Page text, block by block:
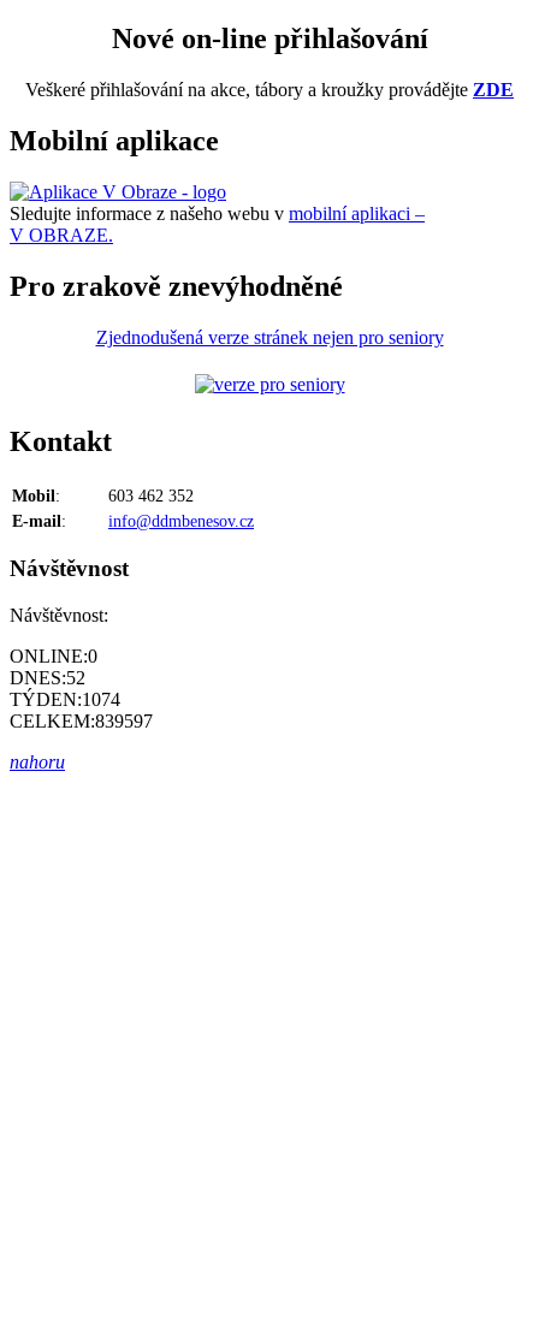
Nové on-line přihlašování
Veškeré přihlašování na akce, tábory a kroužky provádějte ZDE
Mobilní aplikace
Sledujte informace z našeho webu v mobilní aplikaci –
V OBRAZE.
Pro zrakově znevýhodněné
Zjednodušená verze stránek nejen pro seniory
Kontakt
Mobil:
603 462 352
E-mail: info@ddmbenesov.cz
Návštěvnost
Návštěvnost:
ONLINE:0
DNES:52
TÝDEN:1074
CELKEM:839597
nahoru